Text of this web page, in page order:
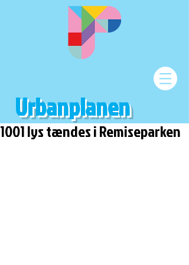
Urbanplanen
1001 lys tændes i Remiseparken